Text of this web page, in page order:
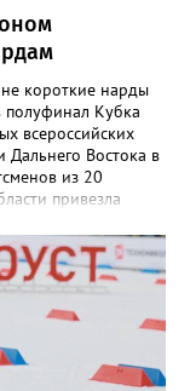
короткие нарды
полуфинал Кубка
всероссийских
Востока в
из 20
привезла
Миасса
Ещё одну
турнира